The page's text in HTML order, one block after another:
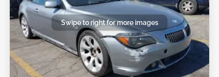
Swipe to right for more images